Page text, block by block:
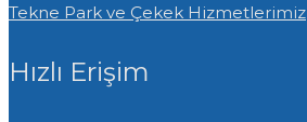
Tekne Park ve Çekek Hizmetlerimiz
Hızlı Erişim